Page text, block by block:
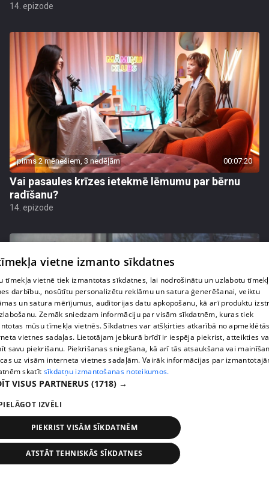
14. epizode
pirms 2 mēnešiem, 3 nedēļām 00:07:20
Vai pasaules krīzes ietekmē lēmumu par bērnu
radīšanu?
14. epizode
pirms 3 mēnešiem 00:06:24
Grila sezonā lieliski iespējams ievērot veselīga
13. epizode
vietne izmanto sīkdatnes
tīmekļa vietnē tiek izmantotas sīkdatnes, lai nodrošinātu un uzlabotu
darbību., nosūtītu personalizētu reklāmu un satura ģenerēšanai, veiktu
un satura mērījumus, auditorijas datu apkopošanu, kā arī produktu
Zemāk sniedzam informāciju par visām sīkdatnēm, kuras tiek
mūsu tīmekļa vietnēs. Sīkdatnes var atšķirties atkarībā no
vietnes sadaļas. Lietotājam jebkurā brīdī ir iespēja piekrist, atteikties
savu piekrišanu. Piekrišanas sniegšana, kā arī tās atsaukšana vai
uz visām interneta vietnes sadaļām. Vairāk informācijas par
skatīt sīkdatņu izmantošanas noteikumos.
VISUS PARTNERUS (1718) →
IZVĒLI
PIEKRIST VISĀM SĪKDATNĒM
ATSTĀT TEHNISKĀS SĪKDATNES